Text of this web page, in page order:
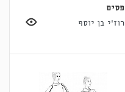
פסים
רוז'י בן יוסף